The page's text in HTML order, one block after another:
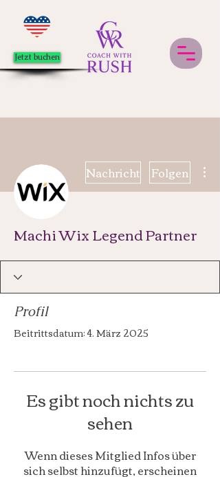
Jetzt buchen
Nachricht Folgen
Machi Wix Legend Partner
Profil
Beitrittsdatum: 4. März 2025
Es gibt noch nichts zu
sehen
Wenn dieses Mitglied Infos über
sich selbst hinzufügt, erscheinen